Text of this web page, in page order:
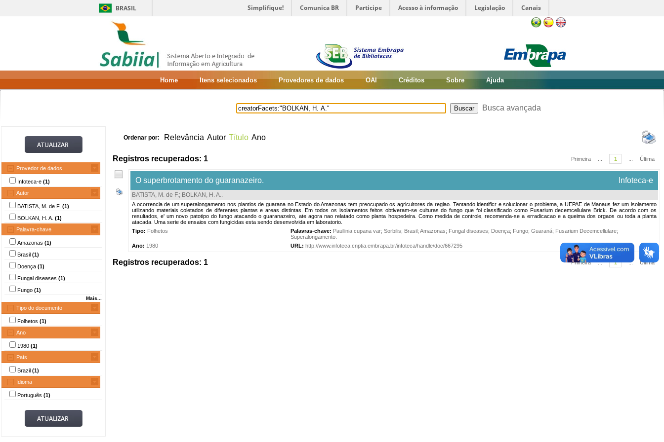
BRASIL Simplifique! Comunica BR Participe Acesso à informação Legislação Canais
Home Itens selecionados Provedores de dados OAI Créditos Sobre Ajuda
Busca avançada
Provedor de dados
Infoteca-e (1)
Autor
BATISTA, M. de F. (1)
BOLKAN, H. A. (1)
Palavra-chave
Amazonas (1)
Brasil (1)
Doença (1)
Fungal diseases (1)
Fungo (1)
Mais...
Tipo do documento
Folhetos (1)
Ano
1980 (1)
País
Brazil (1)
Idioma
Português (1)
Ordenar por: Relevância Autor Título Ano
Registros recuperados: 1 Primeira 1 Última
O superbrotamento do guaranazeiro. Infoteca-e
BATISTA, M. de F.; BOLKAN, H. A..
A ocorrencia de um superalongamento nos plantios de guarana no Estado do Amazonas tem preocupado os agricultores da regiao. Tentando identificr e solucionar o problema, a UEPAE de Manaus fez um isolamento
utilizando materiais coletados de diferentes plantas e areas distintas. Em todos os isolamentos feitos obtiveram-se culturas do fungo que foi classificado como Fusarium decemcellulare Brick. De acordo com os
resultados, e' um novo patotipo do fungo atacando o guaranazeiro, ate agora nao relatado como planta hospedeira. Como medida de controle, recomenda-se a erradicacao e a queima dos orgaos ou toda a planta
atacada. Uma serie de ensaios com fungicidas esta sendo desenvolvida em laboratorio.
Tipo: Folhetos Palavras-chave: Paullinia cupana var; Sorbilis; Brasil; Amazonas; Fungal diseases; Doença; Fungo; Guaraná; Fusarium Decemcellulare;
Superalongamento
Ano: 1980 URL: http://www.infoteca.cnptia.embrapa.br/infoteca/handle/doc/667295
Registros recuperados: 1 Primeira ... 1 ... Última